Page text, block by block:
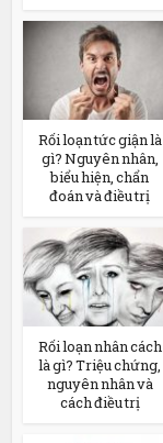
Rối loạn tức giận là
gì? Nguyên nhân,
biểu hiện, chẩn
đoán và điều trị
Rối loạn nhân cách
là gì? Triệu chứng,
nguyên nhân và
cách điều trị